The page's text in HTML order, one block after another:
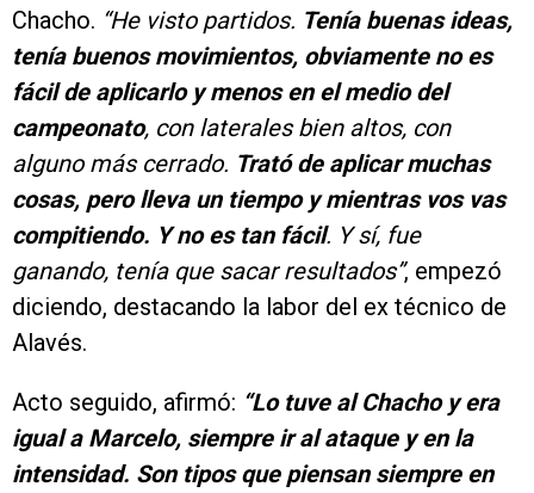
Chacho. “He visto partidos. Tenía buenas ideas,
tenía buenos movimientos, obviamente no es
fácil de aplicarlo y menos en el medio del
campeonato, con laterales bien altos, con
alguno más cerrado. Trató de aplicar muchas
cosas, pero lleva un tiempo y mientras vos vas
compitiendo. Y no es tan fácil. Y sí, fue
ganando, tenía que sacar resultados”, empezó
diciendo, destacando la labor del ex técnico de
Alavés.
Acto seguido, afirmó: “Lo tuve al Chacho y era
igual a Marcelo, siempre ir al ataque y en la
intensidad. Son tipos que piensan siempre en